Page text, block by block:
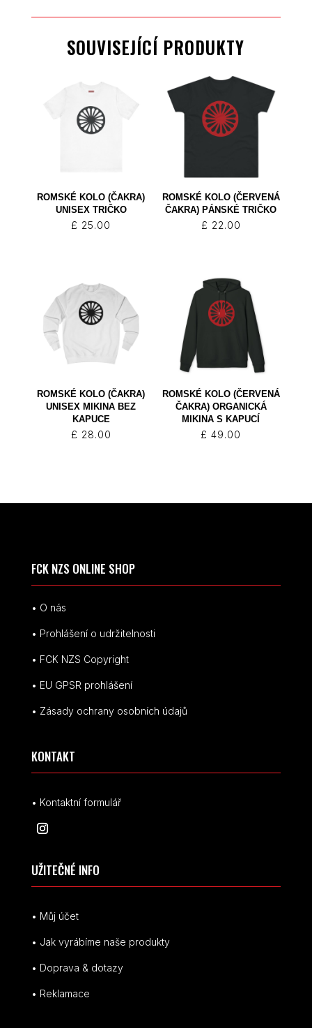
SOUVISEJÍCÍ PRODUKTY
ROMSKÉ KOLO (ČAKRA)
UNISEX TRIČKO
£ 25.00
ROMSKÉ KOLO (ČERVENÁ
ČAKRA) PÁNSKÉ TRIČKO
£ 22.00
ROMSKÉ KOLO (ČAKRA)
UNISEX MIKINA BEZ
KAPUCE
£ 28.00
ROMSKÉ KOLO (ČERVENÁ
ČAKRA) ORGANICKÁ
MIKINA S KAPUCÍ
£ 49.00
FCK NZS ONLINE SHOP
• O nás
• Prohlášení o udržitelnosti
• FCK NZS Copyright
• EU GPSR prohlášení
• Zásady ochrany osobních údajů
KONTAKT
• Kontaktní formulář
UŽITEČNÉ INFO
• Můj účet
• Jak vyrábíme naše produkty
• Doprava & dotazy
• Reklamace